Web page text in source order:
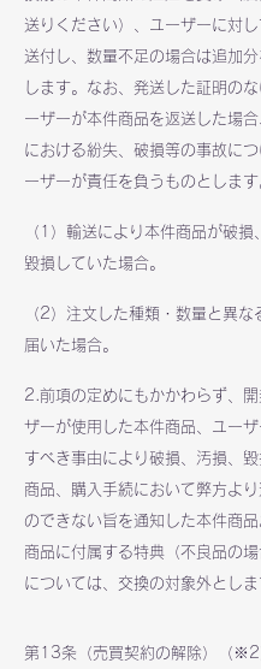
送りください）、ユーザーに対
送付し、数量不足の場合は追加
します。なお、発送した証明のな
ーザーが本件商品を返送した場
における紛失、破損等の事故につ
ーザーが責任を負うものとします
（1）輸送により本件商品が破損
毀損していた場合。
（2）注文した種類・数量と異な
届いた場合。
2.前項の定めにもかかわらず、
ザーが使用した本件商品、ユー
すべき事由により破損、汚損、
商品、購入手続において弊方よ
のできない旨を通知した本件商
商品に付属する特典（不良品の場
については、交換の対象外としま
第13条（売買契約の解除）（※2